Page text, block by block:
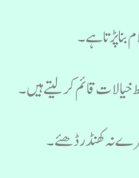
بنا پڑتا ہے۔
قائم کر لیتے ہیں ۔
نہ کھنڈر ڈھئے۔